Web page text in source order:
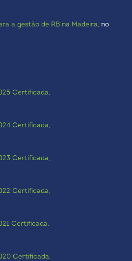
a gestão de RB na Madeira, no
Certificada,
Certificada,
Certificada,
Certificada,
Certificada,
Certificada,